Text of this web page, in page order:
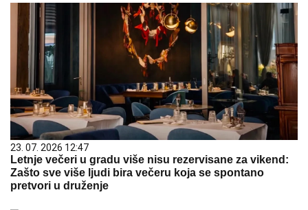
23. 07. 2026 12:47
Letnje večeri u gradu više nisu rezervisane za vikend:
Zašto sve više ljudi bira večeru koja se spontano
pretvori u druženje